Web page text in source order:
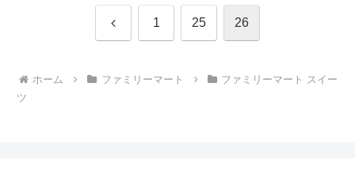
前 1 25 26
ホーム ファミリーマート
ファミリーマート スイー
ツ